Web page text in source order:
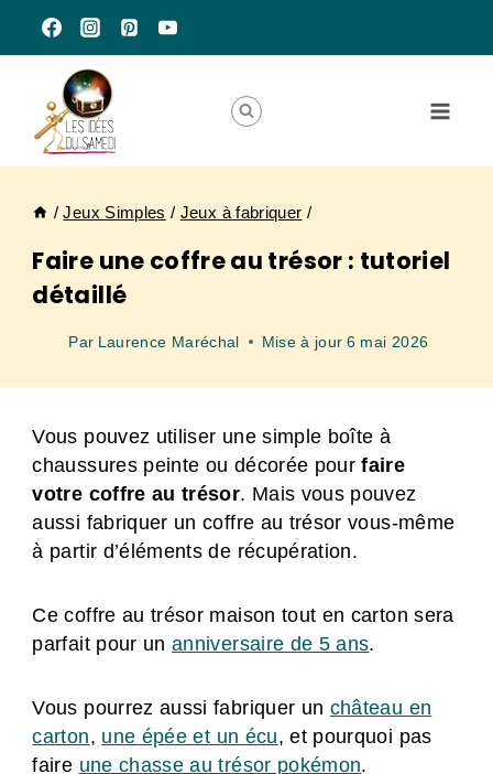
contenu
/ Jeux Simples / Jeux à fabriquer /
Faire une coffre au trésor : tutoriel
détaillé
Par Laurence Maréchal Mise à jour 6 mai 2026
Vous pouvez utiliser une simple boîte à
chaussures peinte ou décorée pourfaire
votre coffre au trésor. Mais vous pouvez
aussi fabriquer un coffre au trésor vous-même
à partir d’éléments de récupération.
Ce coffre au trésor maison tout en carton sera
parfait pour unanniversaire de 5 ans.
Vous pourrez aussi fabriquer un château en
carton, une épée et un écu, et pourquoi pas
faire une chasse au trésor pokémon.